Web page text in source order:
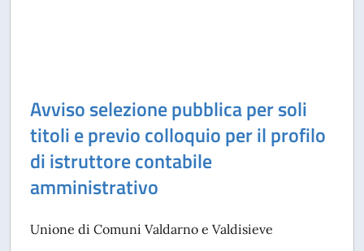
Avviso selezione pubblica per soli
titoli e previo colloquio per il profilo
di istruttore contabile
amministrativo
Unione di Comuni Valdarno e Valdisieve